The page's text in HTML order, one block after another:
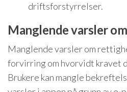
driftsforstyrrelser.
Manglende varsler
Manglende varsler om
forvirring om hvorvidt kravet
Brukere kan mangle